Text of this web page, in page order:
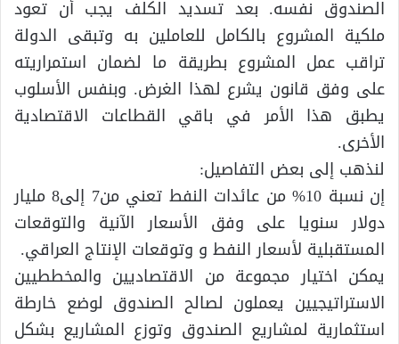
الصندوق نفسه. بعد تسديد الكلف يجب أن تعود
ملكية المشروع بالكامل للعاملين به وتبقى الدولة
تراقب عمل المشروع بطريقة ما لضمان استمراريته
على وفق قانون يشرع لهذا الغرض. وبنفس الأسلوب
يطبق هذا الأمر في باقي القطاعات الاقتصادية
الأخرى.
لنذهب إلى بعض التفاصيل:
إن نسبة 10% من عائدات النفط تعني من7 إلى8 مليار
دولار سنويا على وفق الأسعار الآنية والتوقعات
المستقبلية لأسعار النفط و وتوقعات الإنتاج العراقي.
يمكن اختيار مجموعة من الاقتصاديين والمخططيين
الاستراتيجيين يعملون لصالح الصندوق لوضع خارطة
استثمارية لمشاريع الصندوق وتوزع المشاريع بشكل